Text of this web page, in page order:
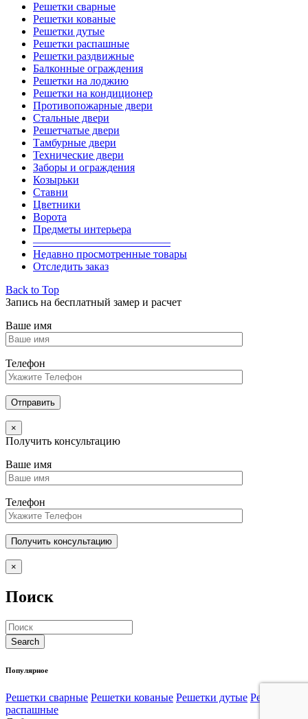
Решетки сварные
Решетки кованые
Решетки дутые
Решетки распашные
Решетки раздвижные
Балконные ограждения
Решетки на лоджию
Решетки на кондиционер
Противопожарные двери
Стальные двери
Решетчатые двери
Тамбурные двери
Технические двери
Заборы и ограждения
Козырьки
Ставни
Цветники
Ворота
Предметы интерьера
————————————–
Недавно просмотренные товары
Отследить заказ
Back to Top
Запись на бесплатный замер и расчет
Ваше имя
Телефон
×
Получить консультацию
Ваше имя
Телефон
×
Поиск
Популярное
Решетки сварные Решетки кованые Решетки дутые Решетки
распашные